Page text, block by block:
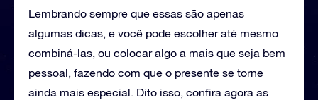
Lembrando sempre que essas são apenas
algumas dicas, e você pode escolher até mesmo
combiná-las, ou colocar algo a mais que seja bem
pessoal, fazendo com que o presente se torne
ainda mais especial. Dito isso, confira agora as